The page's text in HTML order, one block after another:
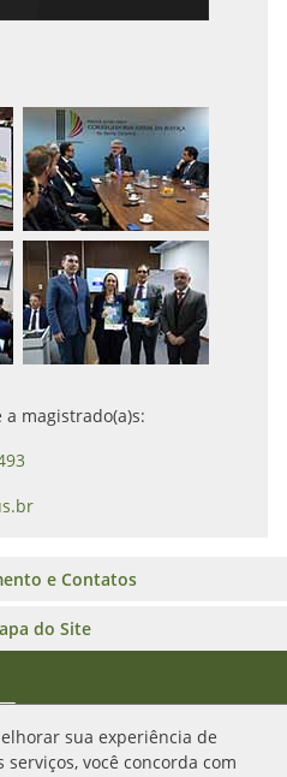
sua experiência de
você concorda com
magistrado(a)s:
e Contatos
do Site
YouTube
Acessar Flickr
Acessar SoundCloud